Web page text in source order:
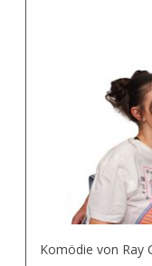
Komödie von Ray